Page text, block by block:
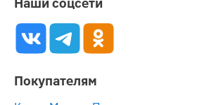
Покупателям